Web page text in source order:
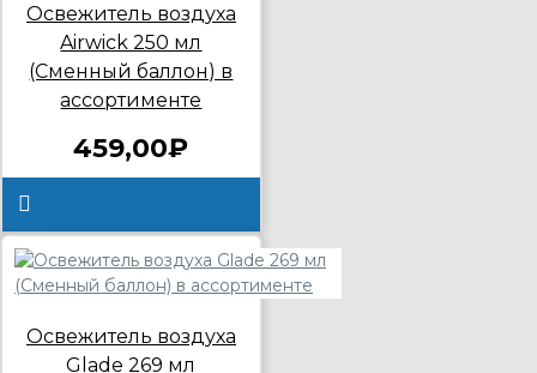
Освежитель воздуха
Airwick 250 мл
(Сменный баллон) в
ассортименте
459,00₽
Освежитель воздуха
Glade 269 мл